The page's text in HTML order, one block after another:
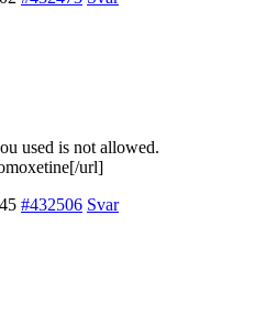
used is not allowed.
url]
#432506 Svar